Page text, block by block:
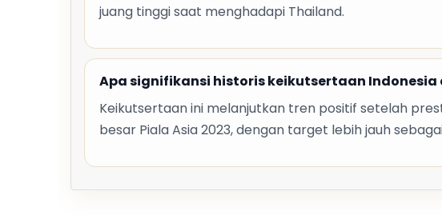
juang tinggi saat menghadapi Thailand.
Apa signifikansi historis keikutsertaan Indonesia
Keikutsertaan ini melanjutkan tren positif setelah
besar Piala Asia 2023, dengan target lebih jauh